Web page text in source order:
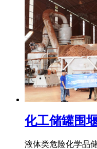
化工储罐围
液体类危险化学品